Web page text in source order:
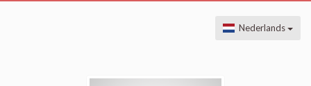
Nederlands